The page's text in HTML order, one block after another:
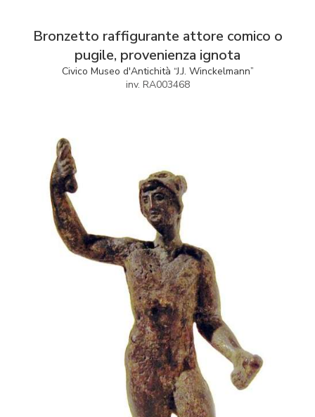
Bronzetto raffigurante attore comico o
pugile, provenienza ignota
Civico Museo d'Antichità “J.J. Winckelmann”
inv. RA003468